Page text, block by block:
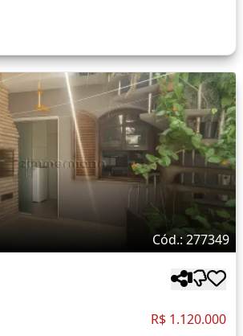
Cód.: 277349
R$ 1.120.000